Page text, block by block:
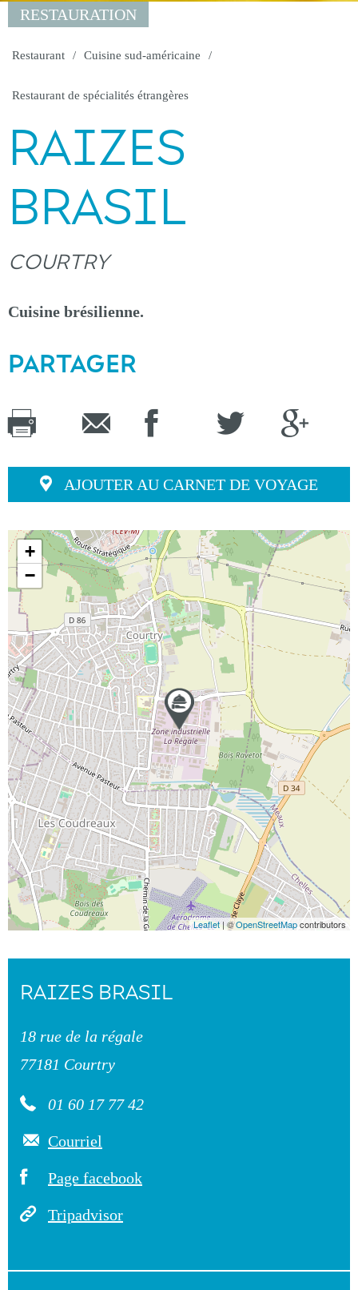
RESTAURATION
Restaurant Cuisine sud-américaine
Restaurant de spécialités étrangères
RAIZES
BRASIL
COURTRY
Cuisine brésilienne.
PARTAGER
AJOUTER AU CARNET DE VOYAGE
+
−
Leaflet| ©OpenStreetMapcontributors
RAIZES BRASIL
18 rue de la régale
77181 Courtry
01 60 17 77 42
Courriel
Page facebook
Tripadvisor